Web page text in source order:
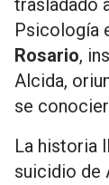
trasladado
Psicología
Rosario,
Alcida,
se
La historia
suicidio de